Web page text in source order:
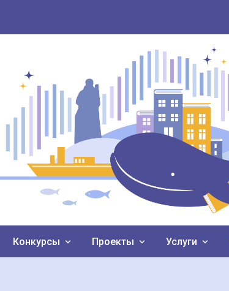
Конкурсы Проекты Услуги